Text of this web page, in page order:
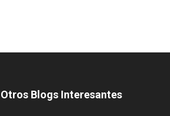
Otros Blogs Interesantes